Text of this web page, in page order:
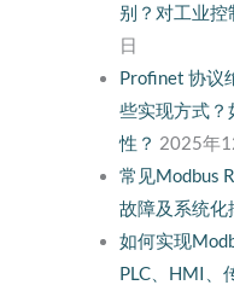
别？对工业控
日
Profinet 协议
些实现方式？
性？ 2025年
常见Modbus
故障及系统化
如何实现
PLC、HMI、